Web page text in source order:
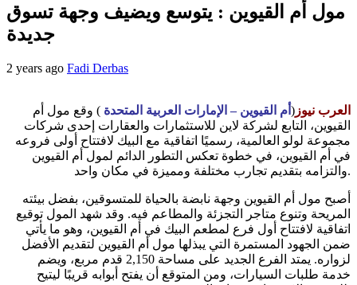
مول أم القيوين : يتوسع ويضيف وجهة تسوق
جديدة
2 years ago Fadi Derbas
العرب نيوز ( أم القيوين – الإمارات العربية المتحدة ) وقع مول أم
القيوين، التابع لشركة لاين للاستثمارات والعقارات إحدى شركات
مجموعة لولو العالمية، رسميًا اتفاقية مع البيك لافتتاح أولى فروعه
في أم القيوين، في خطوة تعكس التطور الدائم لمول أم القيوين
والتزامه بتقديم تجارب مختلفة ومميزة في مكان واحد.
أصبح مول أم القيوين وجهة نابضة بالحياة للمتسوقين، بفضل بيئته
المريحة وتنوع متاجر التجزئة والمطاعم فيه. وقد شهد المول توقيع
اتفاقية لافتتاح أول فرع لمطعم البيك في أم القيوين، وهو ما يأتي
ضمن الجهود المستمرة التي يبذلها مول أم القيوين لتقديم الأفضل
لزواره. يمتد الفرع الجديد على مساحة 2,150 قدم مربع، ويضم
خدمة طلبات السيارات، ومن المتوقع أن يفتح أبوابه قريبًا ليتيح